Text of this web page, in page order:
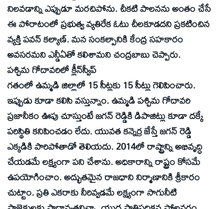
నిలవడాన్ని ఎప్పుడూ మరచిపోను. చీకటి పాలనను అంతం చేసే
ఈ పోరాటంలో ప్రభుత్వ వ్యతిరేక ఓటు చీలకూడదని ప్రకటించిన
వ్యక్తి పవన్‌ కల్యాణ్‌. మన సంకల్పానికి కేంద్ర సహకారం
అవసరమని ఎన్డీఏతో కలిశామని చంద్రబాబు చెప్పారు.
పశ్చిమ గోదావరిలో క్లీన్‌స్వీప్‌
గతంలో ఉమ్మడి జిల్లాలో 15 సీట్లకు 15 సీట్లు గెలిపించారు.
ఇప్పుడు కూడా కలిసి వస్తున్నాం. ఉమ్మడి పశ్చిమ గోదావరి
ప్రజానీకం ఊపు చూస్తుంటే జగన్‌ రెడ్డికి డిపాజిట్లు కూడా దక్కే
పరిస్థితి కనిపించడం లేదు. యువత కన్నెర్ర జేస్తే జగన్‌ రెడ్డి
ఎక్కడికి పారిపోతాడో తెలియదు. 2014లో రాష్ట్రాన్ని అభివృద్ధి
చేయడమే లక్ష్యంగా పని చేశాను. అధికారాన్ని రాష్ట్రం కోసమే
ఉపయోగించాం. అద్భుతమైన రాజధాని నిర్మాణానికి శ్రీకారం
చుట్టాం. ప్రతి ఎకరాకు నీరివ్వడమే లక్ష్యంగా సాగునీటి